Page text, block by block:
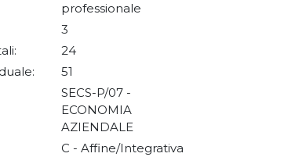
professionale
3
24
51
SECS-P/07 -
ECONOMIA
AZIENDALE
C - Affine/Integrativa